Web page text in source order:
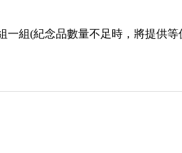
一組(紀念品數量不足時，將提供等